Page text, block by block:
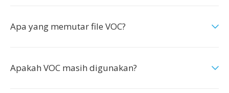
Apa yang memutar file VOC?
Apakah VOC masih digunakan?